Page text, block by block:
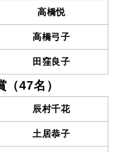
高橋悦
高橋弓子
田窪良子
47名）
辰村千花
土居恭子